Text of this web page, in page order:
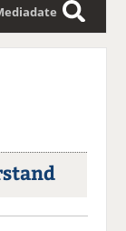
S
u